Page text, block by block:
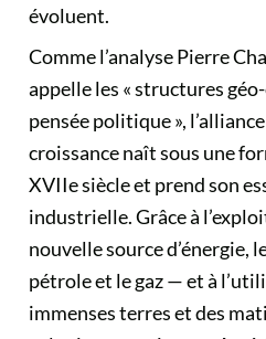
évoluent.
Comme l’analyse Pierre
appelle les « structures
pensée politique »,
croissance naît sous une
XVIIe siècle et prend son
industrielle. Grâce à
nouvelle source d’énergie,
pétrole et le gaz — et à
immenses terres et des